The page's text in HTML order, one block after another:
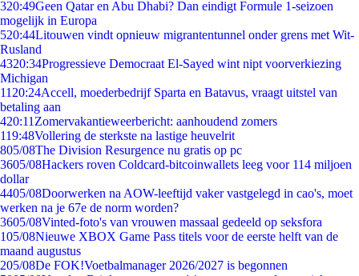
320:49Geen Qatar en Abu Dhabi? Dan eindigt Formule 1-seizoen
mogelijk in Europa
520:44Litouwen vindt opnieuw migrantentunnel onder grens met Wit-
Rusland
4320:34Progressieve Democraat El-Sayed wint nipt voorverkiezing
Michigan
11 20:24Accell, moederbedrijf Sparta en Batavus, vraagt uitstel van
betaling aan
420:11 Zomervakantieweerbericht: aanhoudend zomers
119:48Vollering de sterkste na lastige heuvelrit
805/08The Division Resurgence nu gratis op pc
3605/08Hackers roven Coldcard-bitcoinwallets leeg voor 114 miljoen
dollar
4405/08Doorwerken na AOW-leeftijd vaker vastgelegd in cao's, moet
werken na je 67e de norm worden?
3605/08Vinted-foto's van vrouwen massaal gedeeld op seksfora
105/08Nieuwe XBOX Game Pass titels voor de eerste helft van de
maand augustus
205/08De FOK!Voetbalmanager 2026/2027 is begonnen